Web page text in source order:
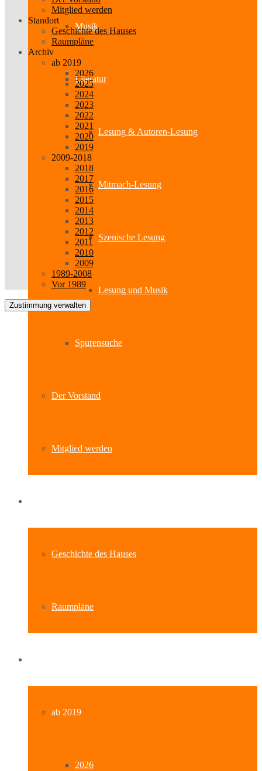
Musik
Literatur
Lesung & Autoren-Lesung
Mitmach-Lesung
Szenische Lesung
Lesung und Musik
Spurensuche
Der Vorstand
Mitglied werden
Geschichte des Hauses
Raumpläne
ab 2019
2026
Mitglied werden
Standort
Geschichte des Hauses
Raumpläne
Archiv
ab 2019
2026
2025
2024
2023
2022
2021
2020
2019
2009-2018
2018
2017
2016
2015
2014
2013
2012
2011
2010
2009
1989-2008
Vor 1989
Zustimmung verwalten